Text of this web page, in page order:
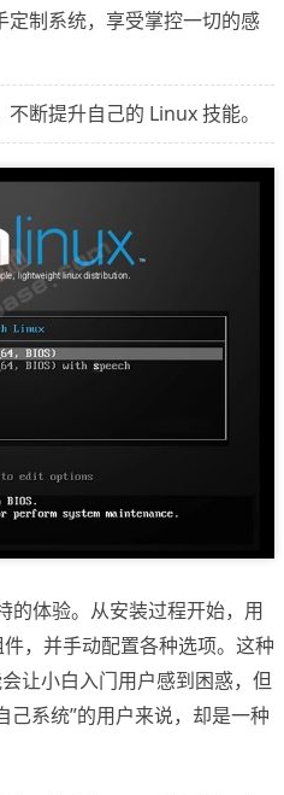
制系统，享受掌控一切的感
断提升自己的 Linux 技能。
的体验。从安装过程开始，用
，并手动配置各种选项。这种
让小白入门用户感到困惑，但
己系统”的用户来说，却是一种